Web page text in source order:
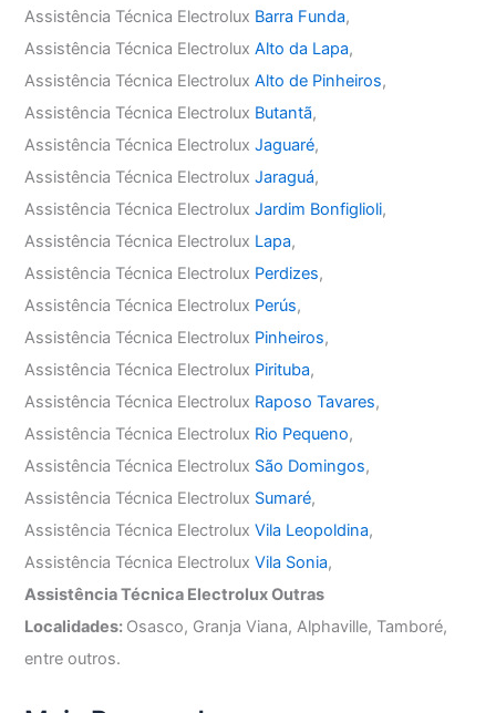
Assistência Técnica Electrolux Barra Funda,
Assistência Técnica ElectroluxAlto da Lapa,
Assistência Técnica ElectroluxAlto de Pinheiros,
Assistência Técnica Electrolux Butantã,
Assistência Técnica ElectroluxJaguaré,
Assistência Técnica ElectroluxJaraguá,
Assistência Técnica ElectroluxJardim Bonfiglioli,
Assistência Técnica Electrolux Lapa,
Assistência Técnica Electrolux Perdizes,
Assistência Técnica Electrolux Perús,
Assistência Técnica Electrolux Pinheiros,
Assistência Técnica Electrolux Pirituba,
Assistência Técnica Electrolux Raposo Tavares,
Assistência Técnica Electrolux Rio Pequeno,
Assistência Técnica Electrolux São Domingos,
Assistência Técnica Electrolux Sumaré,
Assistência Técnica ElectroluxVila Leopoldina,
Assistência Técnica ElectroluxVila Sonia,
Assistência Técnica Electrolux Outras
Localidades: Osasco, Granja Viana, Alphaville, Tamboré,
entre outros.